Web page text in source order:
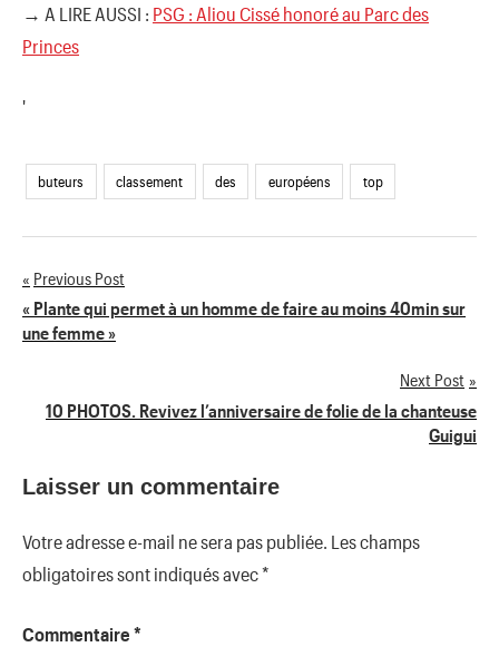
→ A LIRE AUSSI : PSG : Aliou Cissé honoré au Parc des
Princes
'
buteurs classement des européens top
Navigation
de
Previous Post
« Plante qui permet à un homme de faire au moins 40min sur
une femme »
Next Post
10 PHOTOS. Revivez l’anniversaire de folie de la chanteuse
Guigui
Laisser un commentaire
Votre adresse e-mail ne sera pas publiée. Les champs
obligatoires sont indiqués avec*
Commentaire *